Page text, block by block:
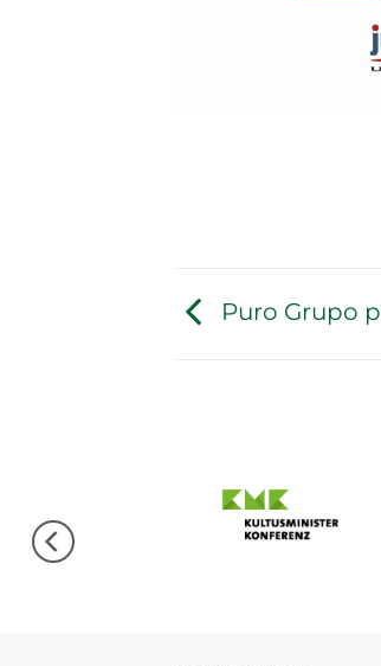
Puro Grupo